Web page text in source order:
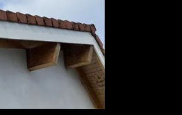
planche de rive